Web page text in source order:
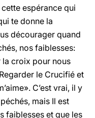
espérance qui
te donne la
décourager quand
nos faiblesses:
la croix pour nous
le Crucifié et
C’est vrai, il y
mais Il est
faiblesses et que les